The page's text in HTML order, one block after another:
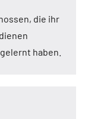
die ihr
haben.